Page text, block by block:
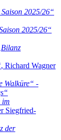
2025/26“
2025/26“
Bilanz
, Richard Wagner
Walküre“ -
“
im
Siegfried-
der